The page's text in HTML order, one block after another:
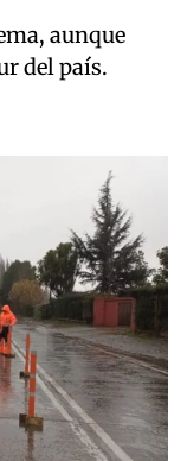
aunque
del país.